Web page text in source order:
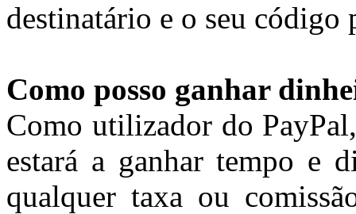
destinatário e o seu código
Como posso ganhar
Como utilizador do
estará a ganhar tempo e
qualquer taxa ou